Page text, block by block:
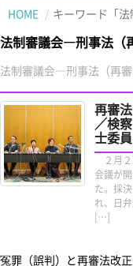
HOME キーワード「
法制審議会―刑事法（
法制審議会―刑事法（再審
再審
／検
士委
２月
会議が
た。採
れ、日
[…]
冤罪（誤判）と再審法改